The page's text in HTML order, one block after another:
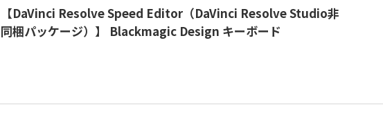
【DaVinci Resolve Speed Editor（DaVinci Resolve Studio非
同梱パッケージ）】 Blackmagic Design キーボード